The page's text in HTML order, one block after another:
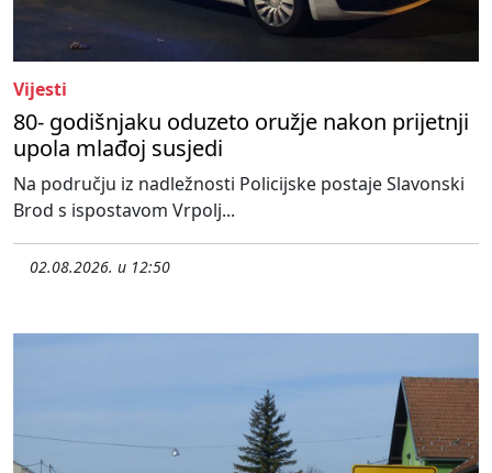
Vijesti
80- godišnjaku oduzeto oružje nakon prijetnji
upola mlađoj susjedi
Na području iz nadležnosti Policijske postaje Slavonski
Brod s ispostavom Vrpolj...
02.08.2026. u 12:50